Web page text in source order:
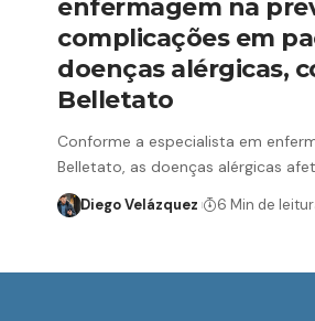
enfermagem na
complicações em
doenças alérgicas,
Belletato
Conforme a especialista em
Belletato, as doenças alérgicas
Diego Velázquez 6 Min de